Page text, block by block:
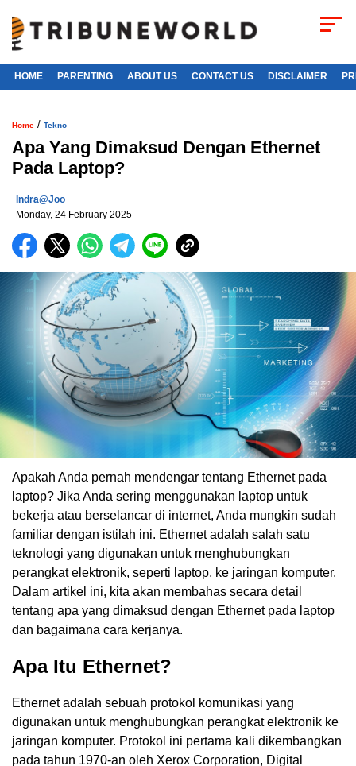
HOME PARENTING ABOUT US CONTACT US DISCLAIMER
Home / Tekno
Apa Yang Dimaksud Dengan Ethernet
Pada Laptop?
Indra@joo
Monday, 24 February 2025
Apakah Anda pernah mendengar tentang Ethernet pada
laptop? Jika Anda sering menggunakan laptop untuk
bekerja atau berselancar di internet, Anda mungkin sudah
familiar dengan istilah ini. Ethernet adalah salah satu
teknologi yang digunakan untuk menghubungkan
perangkat elektronik, seperti laptop, ke jaringan komputer.
Dalam artikel ini, kita akan membahas secara detail
tentang apa yang dimaksud dengan Ethernet pada laptop
dan bagaimana cara kerjanya.
Apa Itu Ethernet?
Ethernet adalah sebuah protokol komunikasi yang
digunakan untuk menghubungkan perangkat elektronik ke
jaringan komputer. Protokol ini pertama kali dikembangkan
pada tahun 1970-an oleh Xerox Corporation, Digital